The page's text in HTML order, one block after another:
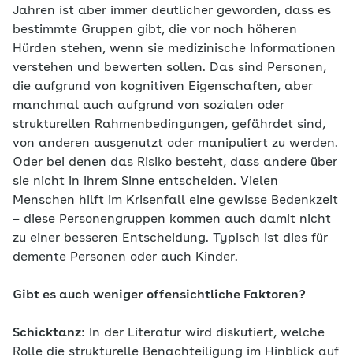
Jahren ist aber immer deutlicher geworden, dass es
bestimmte Gruppen gibt, die vor noch höheren
Hürden stehen, wenn sie medizinische Informationen
verstehen und bewerten sollen. Das sind Personen,
die aufgrund von kognitiven Eigenschaften, aber
manchmal auch aufgrund von sozialen oder
strukturellen Rahmenbedingungen, gefährdet sind,
von anderen ausgenutzt oder manipuliert zu werden.
Oder bei denen das Risiko besteht, dass andere über
sie nicht in ihrem Sinne entscheiden. Vielen
Menschen hilft im Krisenfall eine gewisse Bedenkzeit
– diese Personengruppen kommen auch damit nicht
zu einer besseren Entscheidung. Typisch ist dies für
demente Personen oder auch Kinder.
Gibt es auch weniger offensichtliche Faktoren?
Schicktanz: In der Literatur wird diskutiert, welche
Rolle die strukturelle Benachteiligung im Hinblick auf